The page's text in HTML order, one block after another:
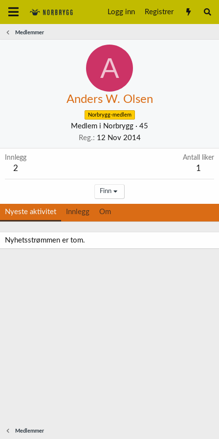
Logg inn Registrer
Medlemmer
A
Anders W. Olsen
Norbrygg-medlem
Medlem i Norbrygg · 45
Reg.
12 Nov 2014
Innlegg
2
Antall liker
1
Finn
Nyeste aktivitet Innlegg Om
Nyhetsstrømmen er tom.
Medlemmer